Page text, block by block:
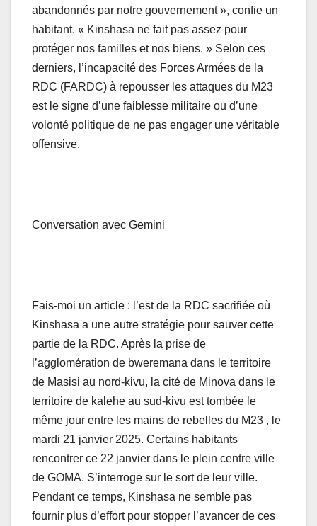
abandonnés par notre gouvernement », confie un
habitant. « Kinshasa ne fait pas assez pour
protéger nos familles et nos biens. » Selon ces
derniers, l’incapacité des Forces Armées de la
RDC (FARDC) à repousser les attaques du M23
est le signe d’une faiblesse militaire ou d’une
volonté politique de ne pas engager une véritable
offensive.
Conversation avec Gemini
Fais-moi un article : l’est de la RDC sacrifiée où
Kinshasa a une autre stratégie pour sauver cette
partie de la RDC. Après la prise de
l’agglomération de bweremana dans le territoire
de Masisi au nord-kivu, la cité de Minova dans le
territoire de kalehe au sud-kivu est tombée le
même jour entre les mains de rebelles du M23 , le
mardi 21 janvier 2025. Certains habitants
rencontrer ce 22 janvier dans le plein centre ville
de GOMA. S’interroge sur le sort de leur ville.
Pendant ce temps, Kinshasa ne semble pas
fournir plus d’effort pour stopper l’avancer de ces